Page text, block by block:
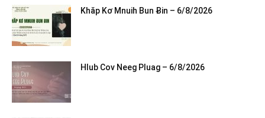
Khăp Kơ Mnuih Bun Ƀin – 6/8/2026
Hlub Cov Neeg Pluag – 6/8/2026